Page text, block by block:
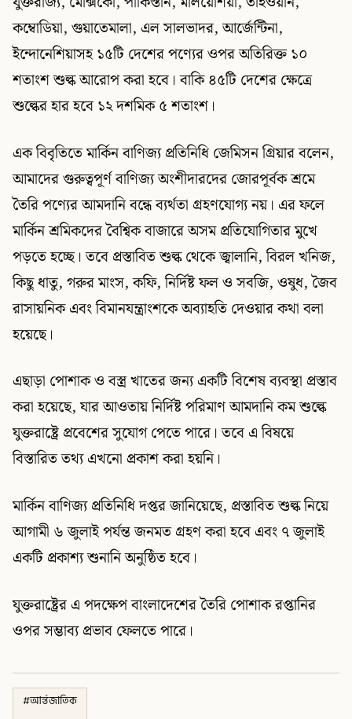
কম্বোডিয়া, গুয়াতেমালা, এল সালভাদর, আর্জেন্টিনা,
ইন্দোনেশিয়াসহ ১৫টি দেশের পণ্যের ওপর অতিরিক্ত ১০
শতাংশ শুল্ক আরোপ করা হবে। বাকি ৪৫টি দেশের ক্ষেত্রে
শুল্কের হার হবে ১২ দশমিক ৫ শতাংশ।
এক বিবৃতিতে মার্কিন বাণিজ্য প্রতিনিধি জেমিসন গ্রিয়ার বলেন,
আমাদের গুরুত্বপূর্ণ বাণিজ্য অংশীদারদের জোরপূর্বক শ্রমে
তৈরি পণ্যের আমদানি বন্ধে ব্যর্থতা গ্রহণযোগ্য নয়। এর ফলে
মার্কিন শ্রমিকদের বৈশ্বিক বাজারে অসম প্রতিযোগিতার মুখে
পড়তে হচ্ছে। তবে প্রস্তাবিত শুল্ক থেকে জ্বালানি, বিরল খনিজ,
কিছু ধাতু, গরুর মাংস, কফি, নির্দিষ্ট ফল ও সবজি, ওষুধ, জৈব
রাসায়নিক এবং বিমানযন্ত্রাংশকে অব্যাহতি দেওয়ার কথা বলা
হয়েছে।
এছাড়া পোশাক ও বস্ত্র খাতের জন্য একটি বিশেষ ব্যবস্থা প্রস্তাব
করা হয়েছে, যার আওতায় নির্দিষ্ট পরিমাণ আমদানি কম শুল্কে
যুক্তরাষ্ট্রে প্রবেশের সুযোগ পেতে পারে। তবে এ বিষয়ে
বিস্তারিত তথ্য এখনো প্রকাশ করা হয়নি।
মার্কিন বাণিজ্য প্রতিনিধি দপ্তর জানিয়েছে, প্রস্তাবিত শুল্ক নিয়ে
আগামী ৬ জুলাই পর্যন্ত জনমত গ্রহণ করা হবে এবং ৭ জুলাই
একটি প্রকাশ্য শুনানি অনুষ্ঠিত হবে।
যুক্তরাষ্ট্রের এ পদক্ষেপ বাংলাদেশের তৈরি পোশাক রপ্তানির
ওপর সম্ভাব্য প্রভাব ফেলতে পারে।
#আর্ন্তজাতিক